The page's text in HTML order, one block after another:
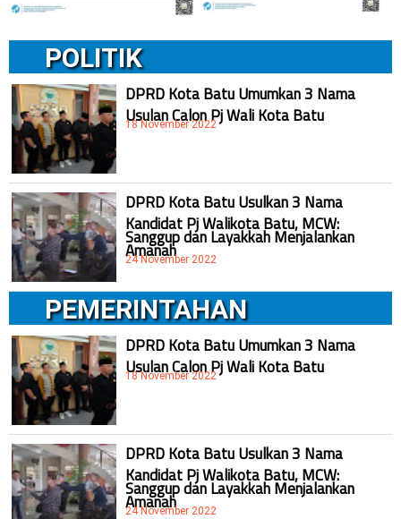
POLITIK
DPRD Kota Batu Umumkan 3 Nama
Usulan Calon Pj Wali Kota Batu
18 November 2022
DPRD Kota Batu Usulkan 3 Nama
Kandidat Pj Walikota Batu, MCW:
Sanggup dan Layakkah Menjalankan
Amanah
24 November 2022
PEMERINTAHAN
DPRD Kota Batu Umumkan 3 Nama
Usulan Calon Pj Wali Kota Batu
18 November 2022
DPRD Kota Batu Usulkan 3 Nama
Kandidat Pj Walikota Batu, MCW:
Sanggup dan Layakkah Menjalankan
Amanah
24 November 2022